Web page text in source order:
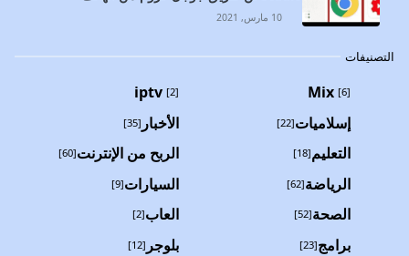
10 مارس, 2021
التصنيفات
Mix [6]
iptv [2]
إسلاميات[22] الأخبار [35]
التعليم[18] الربح من الإنترنت[60]
الرياضة[62] السيارات[9]
الصحة[52] العاب[2]
برامج[23] بلوجر [12]